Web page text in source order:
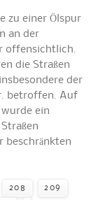
zu einer Ölspur
an der
offensichtlich.
die Straßen
der
betroffen. Auf
ein
beschränkten
208 209